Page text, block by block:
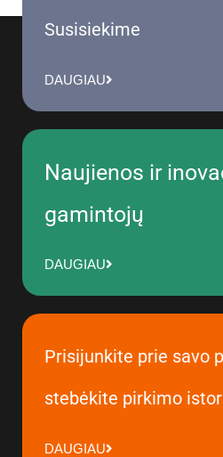
Susisiekime
DAUGIAU
Naujienos ir
gamintojų
DAUGIAU
Prisijunkite prie savo
stebėkite pirkimo
DAUGIAU